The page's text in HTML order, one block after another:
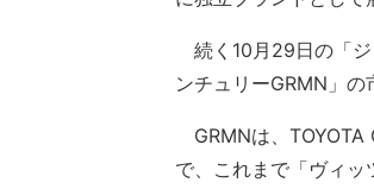
続く10月29日の「ジ
ンチュリーGRMN」の
GRMNは、TOYOTA
で、これまで「ヴィ